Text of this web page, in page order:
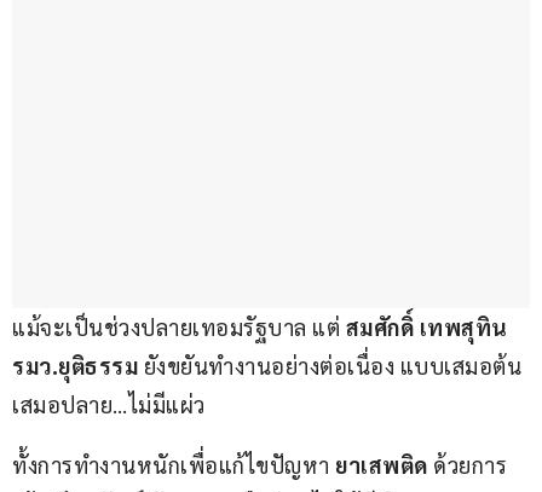
แม้จะเป็นช่วงปลายเทอมรัฐบาล แต่ สมศักดิ์ เทพสุทิน
รมว.ยุติธรรม ยังขยันทำงานอย่างต่อเนื่อง แบบเสมอต้น
เสมอปลาย…ไม่มีแผ่ว
ทั้งการทำงานหนักเพื่อแก้ไขปัญหา ยาเสพติด ด้วยการ